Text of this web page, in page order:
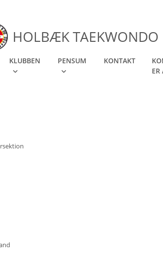
HOLBÆK TAEKWONDO
KLUBBEN PENSUM KONTAKT
ER